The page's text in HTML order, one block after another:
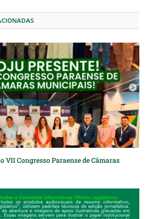
VII Congresso Paraense de Câmaras